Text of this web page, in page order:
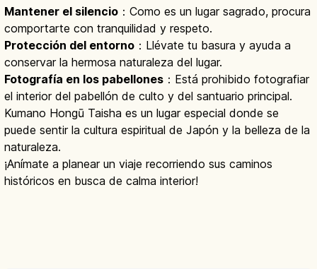
Mantener el silencio ：Como es un lugar sagrado, procura
comportarte con tranquilidad y respeto.
Protección del entorno ：Llévate tu basura y ayuda a
conservar la hermosa naturaleza del lugar.
Fotografía en los pabellones ：Está prohibido fotografiar
el interior del pabellón de culto y del santuario principal.
Kumano Hongū Taisha es un lugar especial donde se
puede sentir la cultura espiritual de Japón y la belleza de la
naturaleza.
¡Anímate a planear un viaje recorriendo sus caminos
históricos en busca de calma interior!